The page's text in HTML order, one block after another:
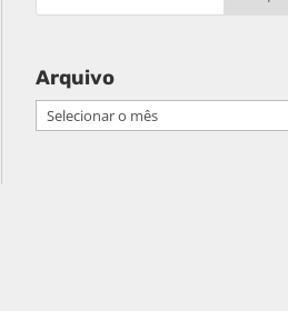
Arquivo
Arquivo